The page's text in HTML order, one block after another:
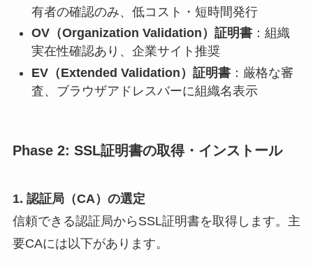
有者の確認のみ、低コスト・短時間発行
OV（Organization Validation）証明書：組織
実在性確認あり、企業サイト推奨
EV（Extended Validation）証明書：厳格な審
査、ブラウザアドレスバーに組織名表示
Phase 2: SSL証明書の取得・インストール
1. 認証局（CA）の選定
信頼できる認証局からSSL証明書を取得します。主
要CAには以下があります。